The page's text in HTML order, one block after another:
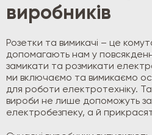
виробників
Розетки та вимикачі – це
допомагають нам у
замикати та розмикати
ми включаємо та вимикаємо
для роботи електротехніку.
вироби не лише допоможуть
електробезпеку, а й